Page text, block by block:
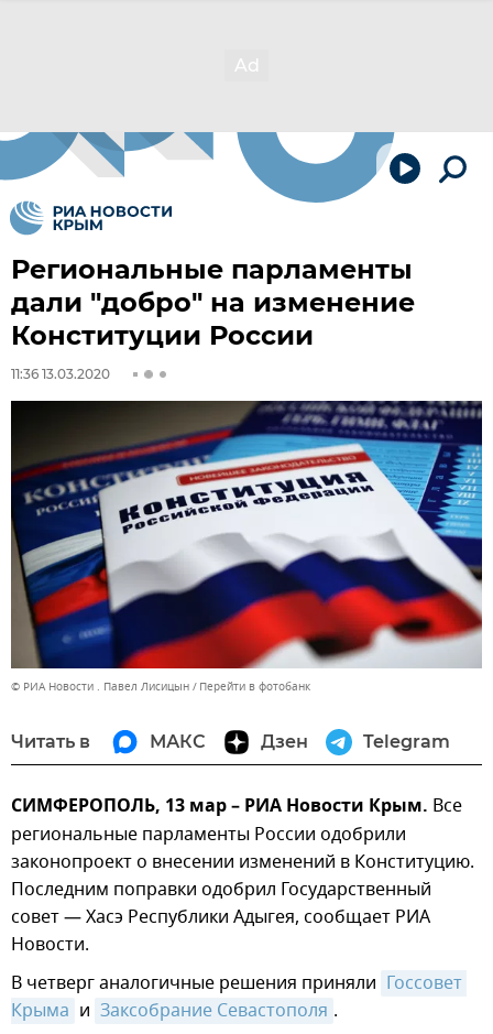
Региональные парламенты
дали "добро" на изменение
Конституции России
11:36 13.03.2020
© РИА Новости . Павел Лисицын Перейти в фотобанк
Читать в МАКС Дзен Telegram
СИМФЕРОПОЛЬ, 13 мар – РИА Новости Крым. Все
региональные парламенты России одобрили
законопроект о внесении изменений в Конституцию.
Последним поправки одобрил Государственный
совет — Хасэ Республики Адыгея, сообщает РИА
Новости.
В четверг аналогичные решения приняли Госсовет
Крыма и Заксобрание Севастополя .